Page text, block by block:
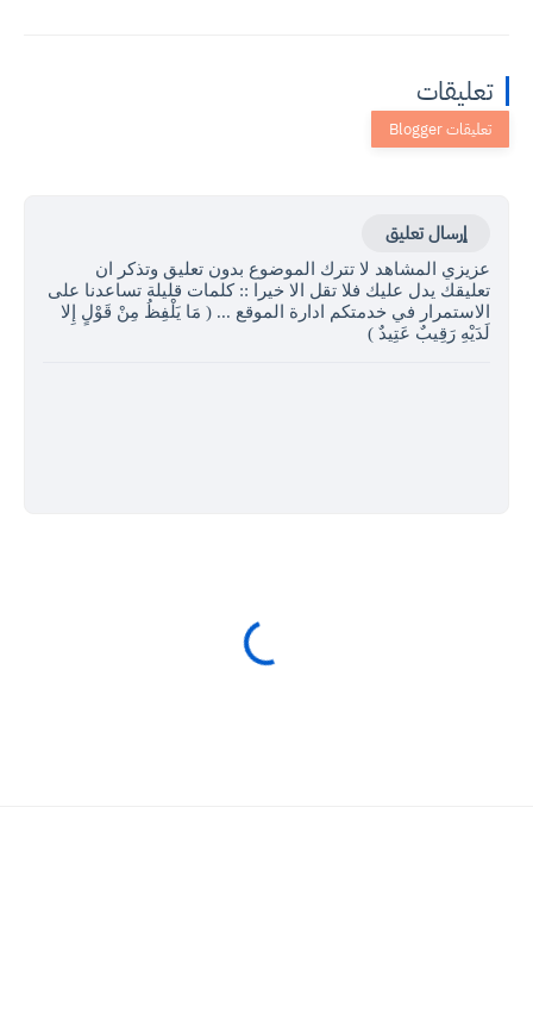
تعليقات
إرسال تعليق
عزيزي المشاهد لا تترك الموضوع بدون تعليق وتذكر ان
تعليقك يدل عليك فلا تقل الا خيرا :: كلمات قليلة تساعدنا على
الاستمرار في خدمتكم ادارة الموقع ... ( مَا يَلْفِظُ مِنْ قَوْلٍ إِلا
لَدَيْهِ رَقِيبٌ عَتِيدٌ )